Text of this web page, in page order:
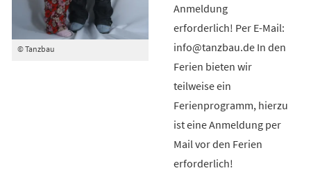
© Tanzbau
Anmeldung
erforderlich! Per E-Mail:
info@tanzbau.de In den
Ferien bieten wir
teilweise ein
Ferienprogramm, hierzu
ist eine Anmeldung per
Mail vor den Ferien
erforderlich!